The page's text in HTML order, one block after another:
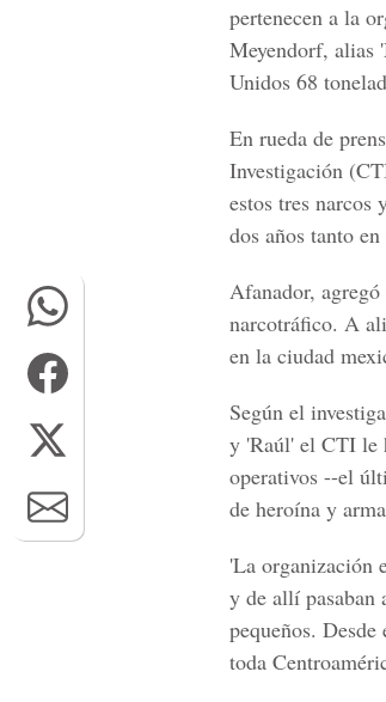
pertenecen a la
Meyendorf, alias
Unidos 68
En rueda de
Investigación
estos tres narcos
dos años tanto
Afanador,
narcotráfico. A
en la ciudad
Según el
y 'Raúl' el CTI le
operativos --el
de heroína y
'La organización
y de allí pasaban
pequeños.
toda